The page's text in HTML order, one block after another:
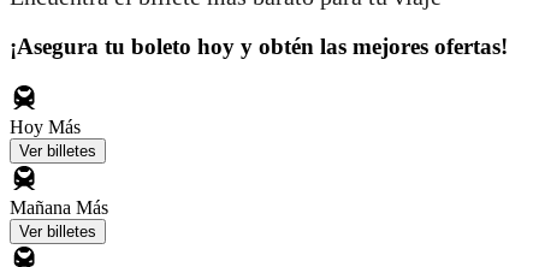
¡Asegura tu boleto hoy y obtén las mejores ofertas!
Hoy Más
Ver billetes
Mañana Más
Ver billetes